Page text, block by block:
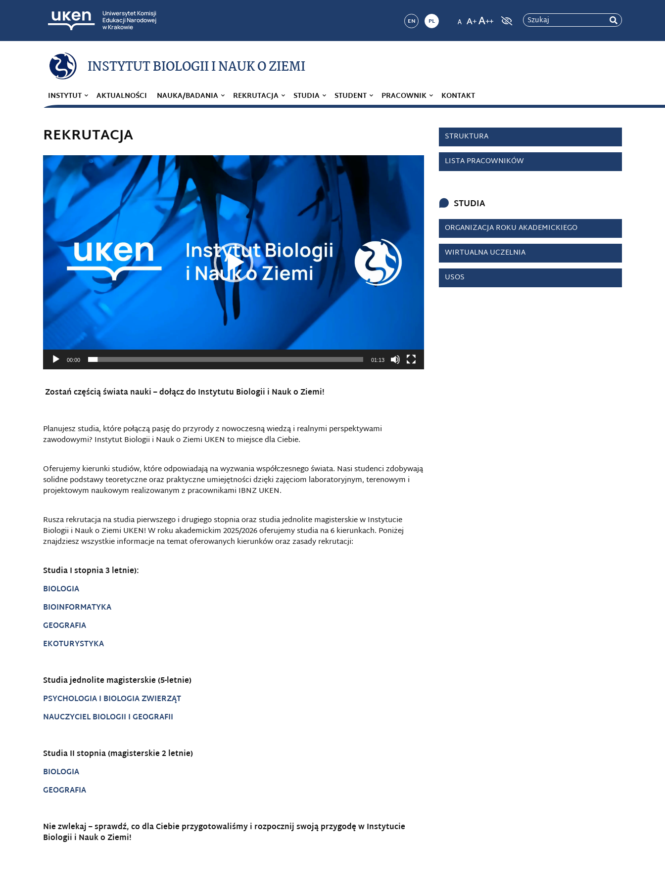
Uniwersytet Komisji
Edukacji Narodowej
w Krakowie
EN PL Szukaj
INSTYTUT BIOLOGII I NAUK O ZIEMI
INSTYTUT AKTUALNOŚCI NAUKA/BADANIA REKRUTACJA STUDIA STUDENT PRACOWNIK KONTAKT
REKRUTACJA
Odtwarzacz
video
00:00 01:13
Zostań częścią świata nauki – dołącz do Instytutu Biologii i Nauk o Ziemi!
Planujesz studia, które połączą pasję do przyrody z nowoczesną wiedzą i realnymi perspektywami
zawodowymi? Instytut Biologii i Nauk o Ziemi UKEN to miejsce dla Ciebie.
Oferujemy kierunki studiów, które odpowiadają na wyzwania współczesnego świata. Nasi studenci zdobywają
solidne podstawy teoretyczne oraz praktyczne umiejętności dzięki zajęciom laboratoryjnym, terenowym i
projektowym naukowym realizowanym z pracownikami IBNZ UKEN.
Rusza rekrutacja na studia pierwszego i drugiego stopnia oraz studia jednolite magisterskie w Instytucie
Biologii i Nauk o Ziemi UKEN! W roku akademickim 2025/2026 oferujemy studia na 6 kierunkach. Poniżej
znajdziesz wszystkie informacje na temat oferowanych kierunków oraz zasady rekrutacji:
Studia I stopnia 3 letnie):
BIOLOGIA
BIOINFORMATYKA
GEOGRAFIA
EKOTURYSTYKA
Studia jednolite magisterskie (5-letnie)
PSYCHOLOGIA I BIOLOGIA ZWIERZĄT
NAUCZYCIEL BIOLOGII I GEOGRAFII
Studia II stopnia (magisterskie 2 letnie)
BIOLOGIA
GEOGRAFIA
Nie zwlekaj – sprawdź, co dla Ciebie przygotowaliśmy i rozpocznij swoją przygodę w Instytucie
Biologii i Nauk o Ziemi!
STRUKTURA
LISTA PRACOWNIKÓW
STUDIA
ORGANIZACJA ROKU AKADEMICKIEGO
WIRTUALNA UCZELNIA
USOS